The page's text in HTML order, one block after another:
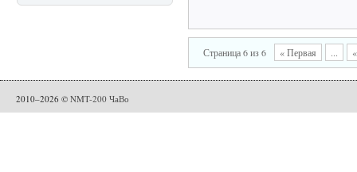
Страница 6 из 6 « Первая ... «
2010–2026 © NMT-200 ЧаВо